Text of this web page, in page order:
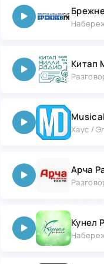
Китап
Хаус /
Арча
Кунел